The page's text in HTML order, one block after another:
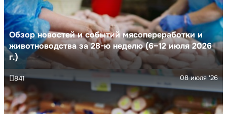
Обзор новостей и событий мясопереработки и
животноводства за 28-ю неделю (6–12 июля 2026
г.)
08 июля '26
841